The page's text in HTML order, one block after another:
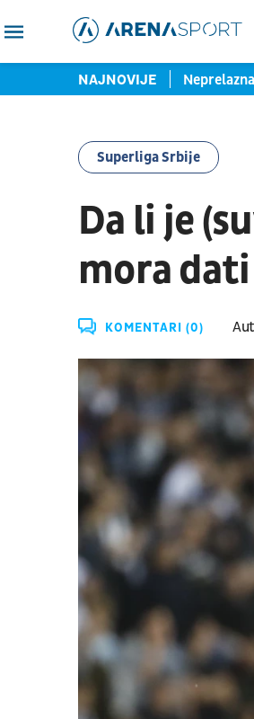
NAJNOVIJE
i rekla "hajde da..."
Superliga Srbije
Da li je
mora
KOMENTARI (0)